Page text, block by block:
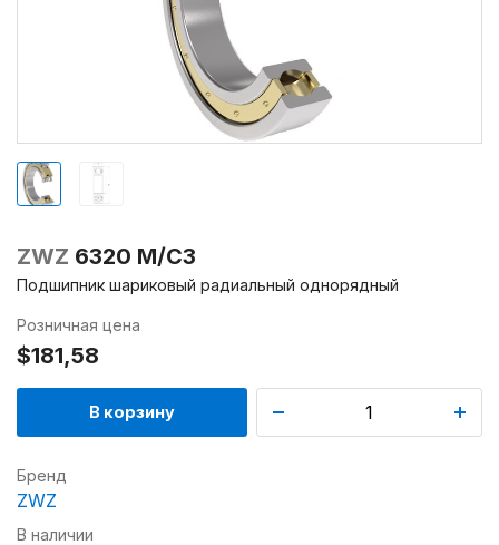
ZWZ 6320 M/C3
Подшипник шариковый радиальный однорядный
Розничная цена
$181,58
В корзину
Бренд
ZWZ
В наличии